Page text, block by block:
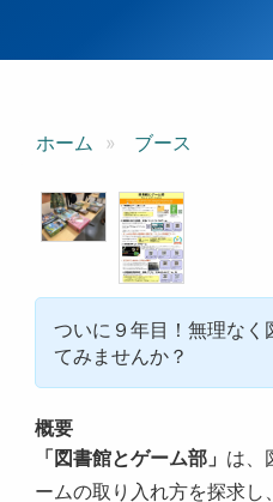
ホーム ブース
ついに９年目！無理なく
てみませんか？
概要
「図書館とゲーム部」 は、
ームの取り入れ方を探求